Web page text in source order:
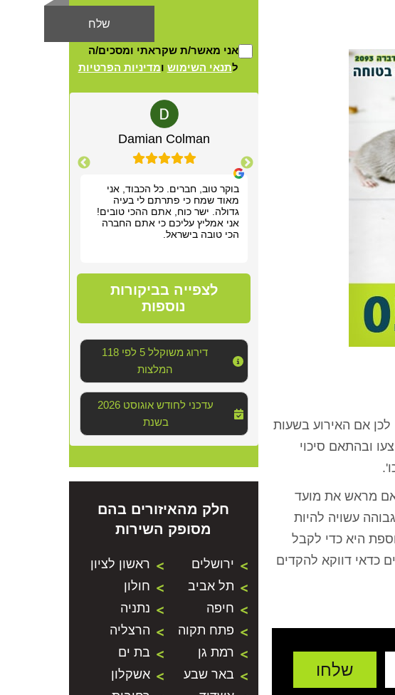
לכן אם האירוע בשעות
ובהתאם סיכוי
מראש את מועד
עשויה להיות
היא כדי לקבל
כדאי דווקא להקדים
אני מאשר/ת שקראתי ומסכים/ה
לתנאי השימוש ומדיניות הפרטיות
Yisrael Woolf
על כל העזרה. התרשמנו מאוד
לויאני. הוא הגיע תוך שעה,
ברורים. כל הכבוד!
Damian Colman
בוקר טוב, חברים. כל הכבוד, אני
מאוד שמח כי פתרתם לי בעיה
גדולה. ישר כוח, אתם ההכי טובים!
אני אמליץ עליכם כי אתם החברה
הכי טובה בישראל.
לצפייה בביקורות
נוספות
דירוג משוקלל 5 לפי 118
המלצות
2026 עדכני לחודש אוגוסט
בשנת
חלק מהאיזורים בהם
מסופק השירות
ירושלים
ראשון לציון
תל אביב
חולון
חיפה
נתניה
פתח תקוה
הרצליה
רמת גן
בת ים
באר שבע
אשקלון